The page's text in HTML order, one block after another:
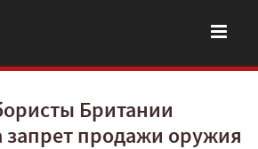
Британии
запрет продажи оружия